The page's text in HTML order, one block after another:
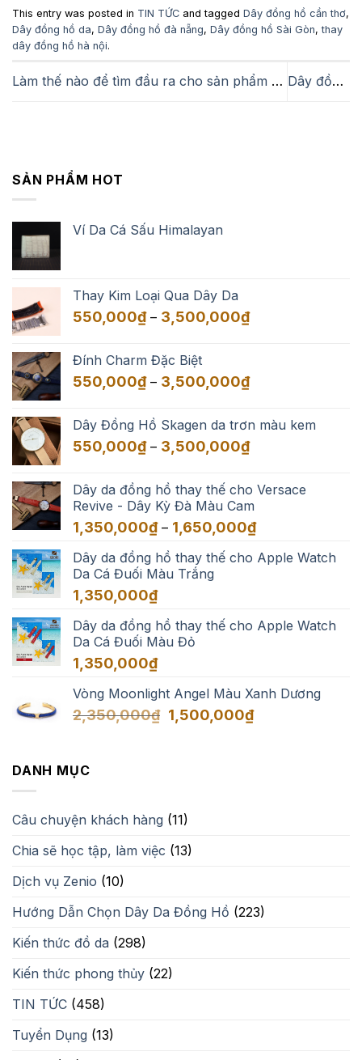
This entry was posted in TIN TỨC and tagged Dây đồng hồ cần thơ,
Dây đồng hồ da, Dây đồng hồ đà nẵng, Dây đồng hồ Sài Gòn,thay
dây đồng hồ hà nội.
Làm thế nào để tìm đầu ra cho sản phẩm mới vừa sản xuất? Dây đồng hồ da cá đuối | Dây da đồng hồ Zenio
SẢN PHẨM HOT
Ví Da Cá Sấu Himalayan
Thay Kim Loại Qua Dây Da
550,000₫ – 3,500,000₫Khoảng
đến
Đính Charm Đặc Biệt
550,000₫ – 3,500,000₫Khoảng
550,000₫
đến
Dây Đồng Hồ Skagen da trơn màu kem
550,000₫ – 3,500,000₫Khoảng
550,000₫
đến
3,500,000₫
Dây da đồng hồ thay thế cho Versace
Revive - Dây Kỳ Đà Màu Cam
1,350,000₫ – 1,650,000₫Khoảng
từ
Dây da đồng hồ thay thế cho Apple Watch
Da Cá Đuối Màu Trắng
1,350,000₫
Dây da đồng hồ thay thế cho Apple Watch
Da Cá Đuối Màu Đỏ
1,350,000₫
Vòng Moonlight Angel Màu Xanh Dương
2,350,000₫ Giá
1,500,000₫Giá
DANH MỤC
Câu chuyện khách hàng (11)
Chia sẽ học tập, làm việc (13)
Dịch vụ Zenio (10)
Hướng Dẫn Chọn Dây Da Đồng Hồ (223)
Kiến thức đồ da (298)
Kiến thức phong thủy (22)
TIN TỨC (458)
Tuyển Dụng (13)